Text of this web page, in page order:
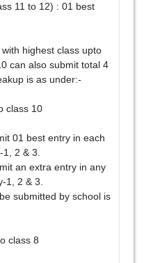
11 to 12) : 01 best
highest class upto
can also submit total 4
is as under:-
class 10
01 best entry in each
1, 2 & 3.
an extra entry in any
1, 2 & 3.
submitted by school is
class 8